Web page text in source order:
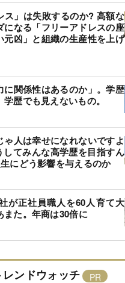
ス」は失敗するのか? 高額な
になる「フリーアドレスの座
元凶」と組織の生産性を上げ
に関係性はあるのか」。学歴
歴でも見えないもの。
ゃ人は幸せになれないですよ
てみんな高学歴を目指すん
にどう影響を与えるのか
が正社員職人を60人育て大
た。年商は30倍に
レンドウォッチ